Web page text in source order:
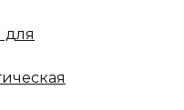
для